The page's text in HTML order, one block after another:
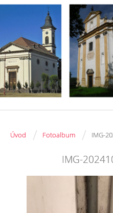
Úvod / Fotoalbum / IMG-
IMG-